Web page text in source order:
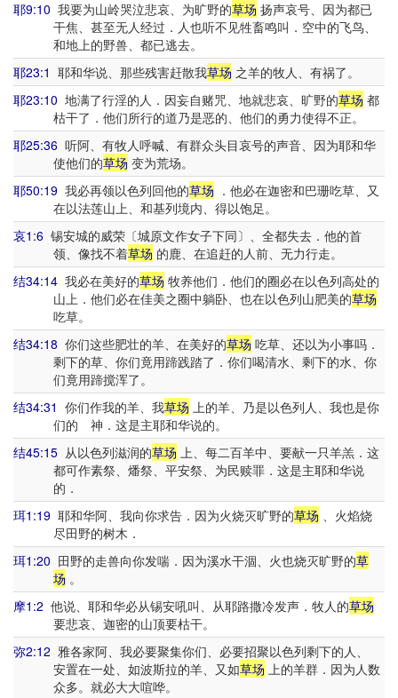
耶9:10 我要为山岭哭泣悲哀、为旷野的草场 扬声哀号、因为都已
干焦、甚至无人经过．人也听不见牲畜鸣叫．空中的飞鸟、
和地上的野兽、都已逃去。
耶23:1 耶和华说、那些残害赶散我草场 之羊的牧人、有祸了。
耶23:10 地满了行淫的人．因妄自赌咒、地就悲哀、旷野的草场 都
枯干了．他们所行的道乃是恶的、他们的勇力使得不正。
耶25:36 听阿、有牧人呼喊、有群众头目哀号的声音、因为耶和华
使他们的草场 变为荒场。
耶50:19 我必再领以色列回他的草场 ．他必在迦密和巴珊吃草、又
在以法莲山上、和基列境内、得以饱足。
哀1:6 锡安城的威荣〔城原文作女子下同〕、全都失去．他的首
领、像找不着草场 的鹿、在追赶的人前、无力行走。
结34:14 我必在美好的草场 牧养他们．他们的圈必在以色列高处的
山上．他们必在佳美之圈中躺卧、也在以色列山肥美的草场
吃草。
结34:18 你们这些肥壮的羊、在美好的草场 吃草、还以为小事吗．
剩下的草、你们竟用蹄践踏了．你们喝清水、剩下的水、你
们竟用蹄搅浑了。
结34:31 你们作我的羊、我草场 上的羊、乃是以色列人、我也是你
们的 神．这是主耶和华说的。
结45:15 从以色列滋润的草场 上、每二百羊中、要献一只羊羔．这
都可作素祭、燔祭、平安祭、为民赎罪．这是主耶和华说
的．
珥1:19 耶和华阿、我向你求告．因为火烧灭旷野的草场 、火焰烧
尽田野的树木．
珥1:20 田野的走兽向你发喘．因为溪水干涸、火也烧灭旷野的草
场 。
摩1:2 他说、耶和华必从锡安吼叫、从耶路撒冷发声．牧人的草场
要悲哀、迦密的山顶要枯干。
弥2:12 雅各家阿、我必要聚集你们、必要招聚以色列剩下的人、
安置在一处、如波斯拉的羊、又如草场 上的羊群．因为人数
众多。就必大大喧哗。